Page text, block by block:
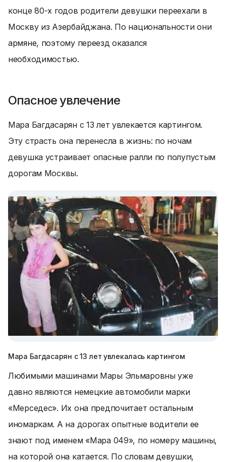
конце 80-х годов родители девушки переехали в
Москву из Азербайджана. По национальности они
армяне, поэтому переезд оказался
необходимостью.
Опасное увлечение
Мара Багдасарян с 13 лет увлекается картингом.
Эту страсть она перенесла в жизнь: по ночам
девушка устраивает опасные ралли по полупустым
дорогам Москвы.
Мара Багдасарян с 13 лет увлекалась картингом
Любимыми машинами Мары Эльмаровны уже
давно являются немецкие автомобили марки
«Мерседес». Их она предпочитает остальным
иномаркам. А на дорогах опытные водители ее
знают под именем «Мара 049», по номеру машины,
на которой она катается. По словам девушки,